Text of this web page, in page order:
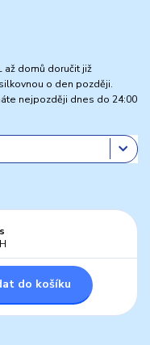
až domů doručit již
o den později.
nejpozději dnes do 24:00
do košíku